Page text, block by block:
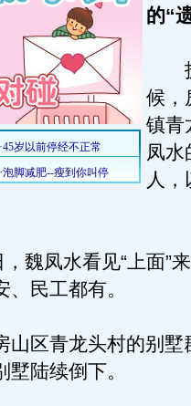
的“
拆
候，
镇青
凤水
人
凤水看见“上面”
民工都有。
区青龙头村的别墅
陆续倒下。